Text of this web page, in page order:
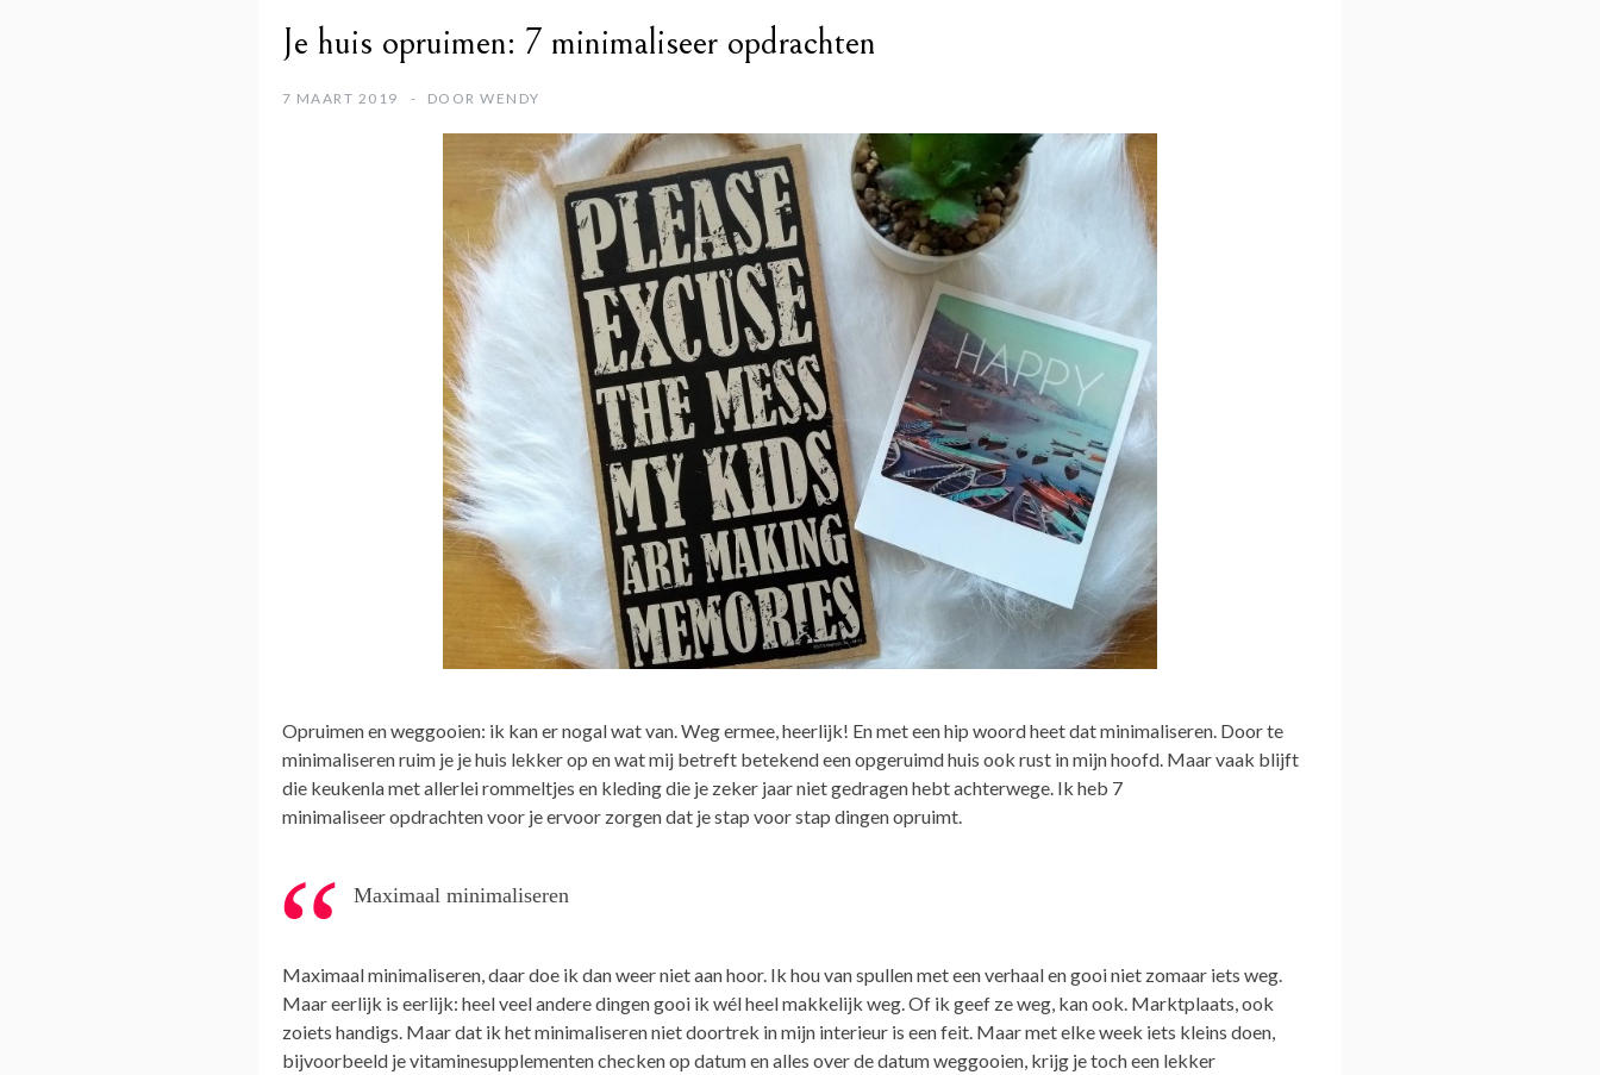
Je huis opruimen: 7 minimaliseer opdrachten
7 MAART 2019 DOORWENDY
Opruimen en weggooien: ik kan er nogal wat van. Weg ermee, heerlijk! En met een hip woord heet dat minimaliseren. Door te
minimaliseren ruim je je huis lekker op en wat mij betreft betekend een opgeruimd huis ook rust in mijn hoofd. Maar vaak blijft
die keukenla met allerlei rommeltjes en kleding die je zeker jaar niet gedragen hebt achterwege. Ik heb 7
minimaliseer opdrachten voor je ervoor zorgen dat je stap voor stap dingen opruimt.
Maximaal minimaliseren
Maximaal minimaliseren, daar doe ik dan weer niet aan hoor. Ik hou van spullen met een verhaal en gooi niet zomaar iets weg.
Maar eerlijk is eerlijk: heel veel andere dingen gooi ik wél heel makkelijk weg. Of ik geef ze weg, kan ook. Marktplaats, ook
zoiets handigs. Maar dat ik het minimaliseren niet doortrek in mijn interieur is een feit. Maar met elke week iets kleins doen,
bijvoorbeeld je vitaminesupplementen checken op datum en alles over de datum weggooien, krijg je toch een lekker